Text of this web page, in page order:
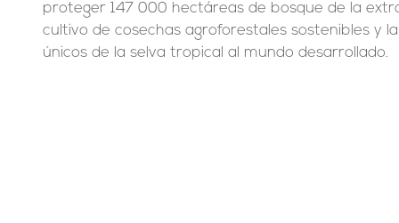
proteger 147 000 hectáreas de bosque de la
cultivo de cosechas agroforestales sostenibles y
únicos de la selva tropical al mundo desarrollado.